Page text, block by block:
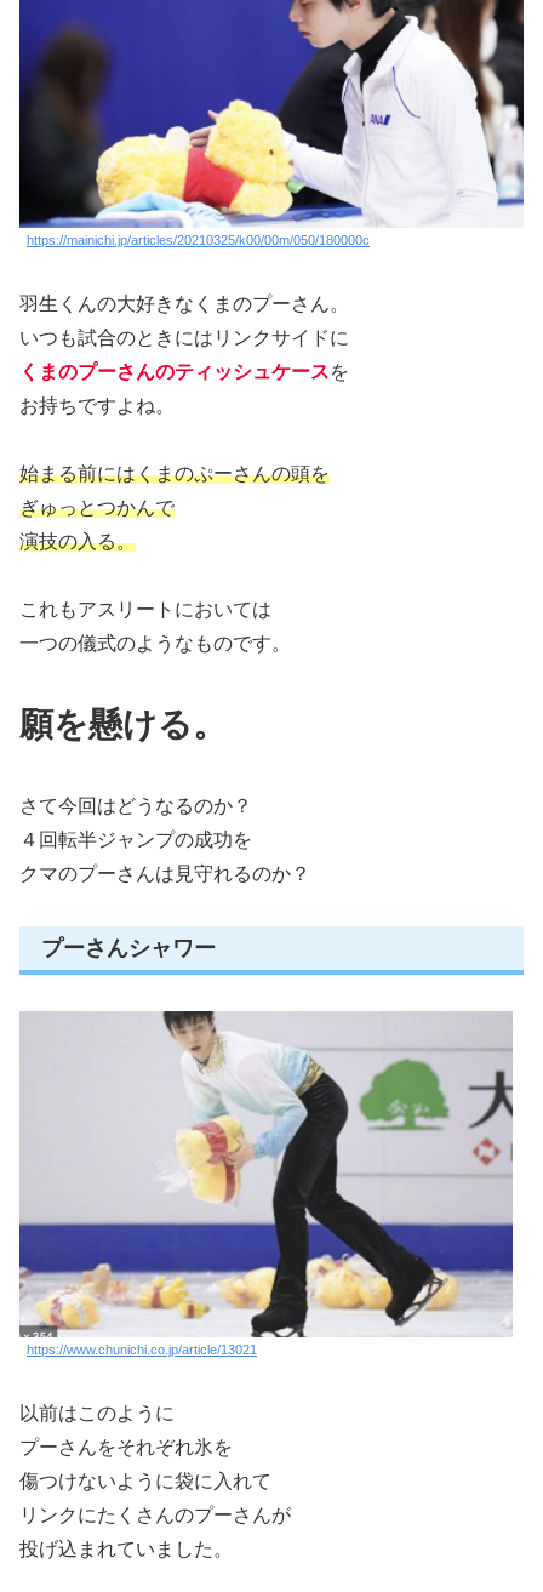
https://mainichi.jp/articles/20210325/k00/00m/050/180000c
羽生くんの大好きなくまのプーさん。
いつも試合のときにはリンクサイドに
くまのプーさんのティッシュケースを
お持ちですよね。
始まる前にはくまのぷーさんの頭を
ぎゅっとつかんで
演技の入る。
これもアスリートにおいては
一つの儀式のようなものです。
願を懸ける。
さて今回はどうなるのか？
４回転半ジャンプの成功を
クマのプーさんは見守れるのか？
プーさんシャワー
https://www.chunichi.co.jp/article/13021
以前はこのように
プーさんをそれぞれ氷を
傷つけないように袋に入れて
リンクにたくさんのプーさんが
投げ込まれていました。